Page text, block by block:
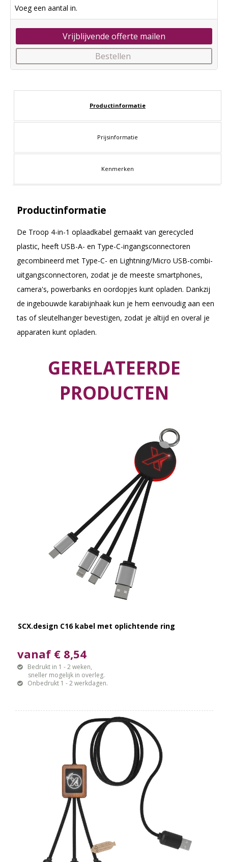
Voeg een aantal in.
Vrijblijvende offerte mailen
Bestellen
Productinformatie
Prijsinformatie
Kenmerken
Productinformatie
De Troop 4-in-1 oplaadkabel gemaakt van gerecycled
plastic, heeft USB-A- en Type-C-ingangsconnectoren
gecombineerd met Type-C- en Lightning/Micro USB-combi-
uitgangsconnectoren, zodat je de meeste smartphones,
camera's, powerbanks en oordopjes kunt opladen. Dankzij
de ingebouwde karabijnhaak kun je hem eenvoudig aan een
tas of sleutelhanger bevestigen, zodat je altijd en overal je
apparaten kunt opladen.
GERELATEERDE
PRODUCTEN
SCX.design C16 kabel met oplichtende ring
vanaf € 8,54
Bedrukt in 1 - 2 weken,
sneller mogelijk in overleg.
Onbedrukt 1 - 2 werkdagen.